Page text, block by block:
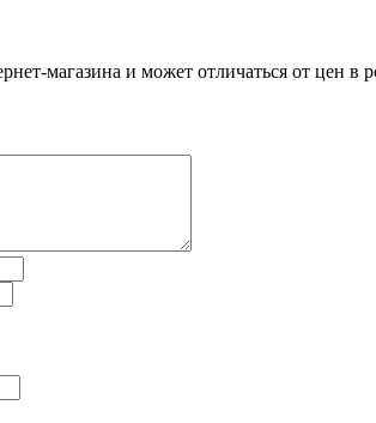
магазина и может отличаться от цен в